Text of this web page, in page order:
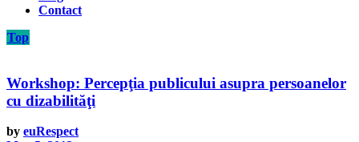
Contact
Top
Workshop: Percepţia publicului asupra persoanelor
cu dizabilităţi
by euRespect